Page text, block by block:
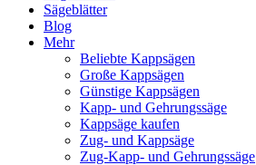
Sägeblätter
Blog
Mehr
Beliebte Kappsägen
Große Kappsägen
Günstige Kappsägen
Kapp- und Gehrungssäge
Kappsäge kaufen
Zug- und Kappsäge
Zug-Kapp- und Gehrungssäge